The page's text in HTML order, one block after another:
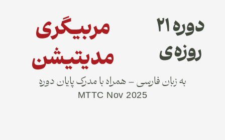
دوره ۲۱
روزه‌ی
مربیگری
مدیتیشن
به زبان فارسی – همراه با مدرک پایان دوره
MTTC Nov 2025